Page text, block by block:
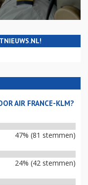
AIR FRANCE-KLM?
47% (81 stemmen)
24% (42 stemmen)